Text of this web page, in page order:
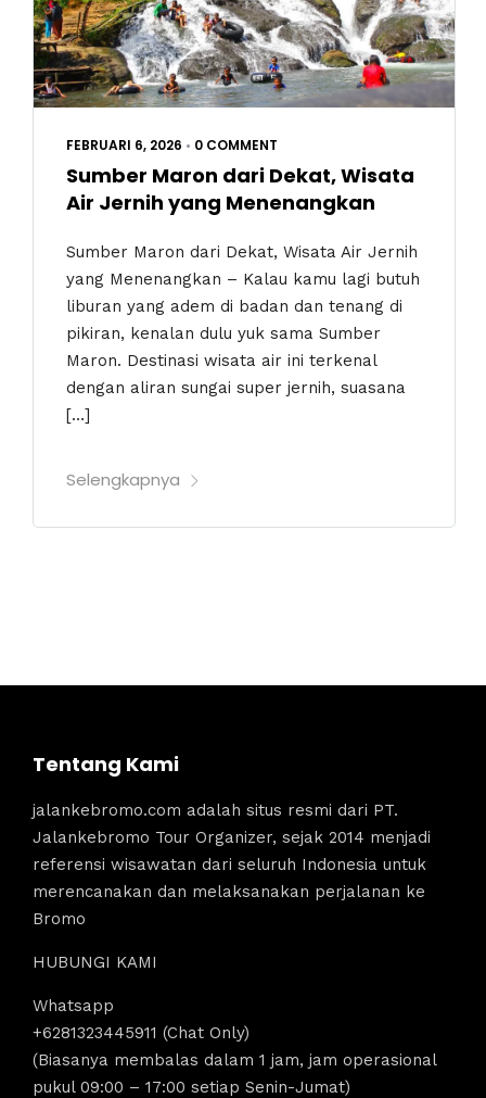
FEBRUARI 6, 2026 • 0 COMMENT
Sumber Maron dari Dekat, Wisata
Air Jernih yang Menenangkan
Sumber Maron dari Dekat, Wisata Air Jernih
yang Menenangkan – Kalau kamu lagi butuh
liburan yang adem di badan dan tenang di
pikiran, kenalan dulu yuk sama Sumber
Maron. Destinasi wisata air ini terkenal
dengan aliran sungai super jernih, suasana
[…]
Selengkapnya
Tentang Kami
jalankebromo.com adalah situs resmi dari PT.
Jalankebromo Tour Organizer, sejak 2014 menjadi
referensi wisawatan dari seluruh Indonesia untuk
merencanakan dan melaksanakan perjalanan ke
Bromo
HUBUNGI KAMI
Whatsapp
+6281323445911 (Chat Only)
(Biasanya membalas dalam 1 jam, jam operasional
pukul 09:00 – 17:00 setiap Senin-Jumat)